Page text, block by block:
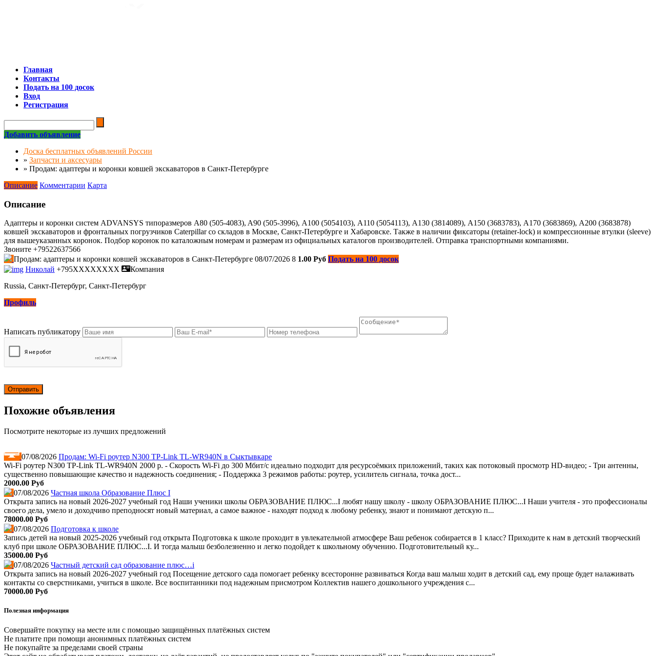
Главная
Контакты
Подать на 100 досок
Вход
Регистрация
Добавить объявление
Доска бесплатных объявлений России
» Запчасти и аксесуары
» Продам: адаптеры и коронки ковшей экскаваторов в Санкт-Петербурге
Описание Комментарии Карта
Описание
Адаптеры и коронки систем ADVANSYS типоразмеров A80 (505-4083), A90 (505-3996), А100 (5054103), А110 (5054113), А130 (3814089), A150 (3683783), А170 (3683869), А200 (3683878)
ковшей экскаваторов и фронтальных погрузчиков Caterpillar со складов в Москве, Санкт-Петербурге и Хабаровске. Также в наличии фиксаторы (retainer-lock) и компрессионные втулки (sleeve)
для вышеуказанных коронок. Подбор коронок по каталожным номерам и размерам из официальных каталогов производителей. Отправка транспортными компаниями.
Звоните +79522637566
Продам: адаптеры и коронки ковшей экскаваторов в Санкт-Петербурге 08/07/2026 8 1.00 Руб Подать на 100 досок
Николай +795XXXXXXXX
Компания
Russia, Санкт-Петербург, Санкт-Петербург
Профиль
Написать публикатору
Похожие объявления
Посмотрите некоторые из лучших предложений
07/08/2026 Продам: Wi-Fi роутер N300 TP-Link TL-WR940N в Сыктывкаре
Wi-Fi роутер N300 TP-Link TL-WR940N 2000 р. - Скорость Wi-Fi до 300 Мбит/с идеально подходит для ресурсоёмких приложений, таких как потоковый просмотр HD-видео; - Три антенны,
существенно повышающие качество и надежность соединения; - Поддержка 3 режимов работы: роутер, усилитель сигнала, точка дост...
2000.00 Руб
07/08/2026 Частная школа Образование Плюс I
Открыта запись на новый 2026-2027 учебный год Наши ученики школы ОБРАЗОВАНИЕ ПЛЮС...I любят нашу школу - школу ОБРАЗОВАНИЕ ПЛЮС...I Наши учителя - это профессионалы
своего дела, умело и доходчиво преподносят новый материал, а самое важное - находят подход к любому ребенку, знают и понимают детскую п...
78000.00 Руб
07/08/2026 Подготовка к школе
Запись детей на новый 2025-2026 учебный год открыта Подготовка к школе проходит в увлекательной атмосфере Ваш ребенок собирается в 1 класс? Приходите к нам в детский творческий
клуб при школе ОБРАЗОВАНИЕ ПЛЮС...I. И тогда малыш безболезненно и легко подойдет к школьному обучению. Подготовительный ку...
35000.00 Руб
07/08/2026 Частный детский сад образование плюс…i
Открыта запись на новый 2026-2027 учебный год Посещение детского сада помогает ребенку всесторонне развиваться Когда ваш малыш ходит в детский сад, ему проще будет налаживать
контакты со сверстниками, учиться в школе. Все воспитанники под надежным присмотром Коллектив нашего дошкольного учреждения с...
70000.00 Руб
Полезная информация
Совершайте покупку на месте или с помощью защищённых платёжных систем
Не платите при помощи анонимных платёжных систем
Не покупайте за пределами своей страны